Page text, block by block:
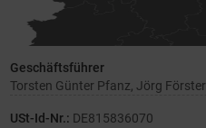
Geschäftsführer
Torsten Günter Pfanz, Jörg Förster
USt-Id-Nr.: DE815836070